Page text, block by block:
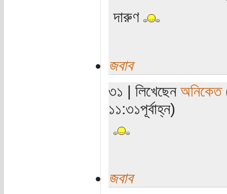
দারুণ
জবাব
৩১ | লিখেছেন অনিকেত
১১:৩১পূর্বাহ্ন)
জবাব